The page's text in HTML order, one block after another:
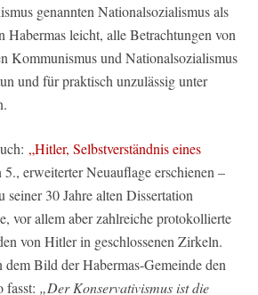
genannten Nationalsozialismus als
Habermas leicht, alle Betrachtungen von
Kommunismus und Nationalsozialismus
und für praktisch unzulässig unter
„Hitler, Selbstverständnis eines
5., erweiterter Neuauflage erschienen –
seiner 30 Jahre alten Dissertation
vor allem aber zahlreiche protokollierte
von Hitler in geschlossenen Zirkeln.
dem Bild der Habermas-Gemeinde den
fasst: „Der Konservativismus ist die